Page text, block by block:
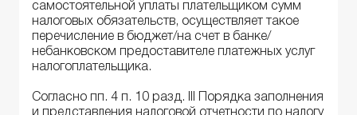
самостоятельной уплаты плательщиком сумм
налоговых обязательств, осуществляет такое
перечисление в бюджет/на счет в банке/
небанковском предоставителе платежных услуг
налогоплательщика.
Согласно пп. 4 п. 10 разд. ІІІ Порядка заполнения